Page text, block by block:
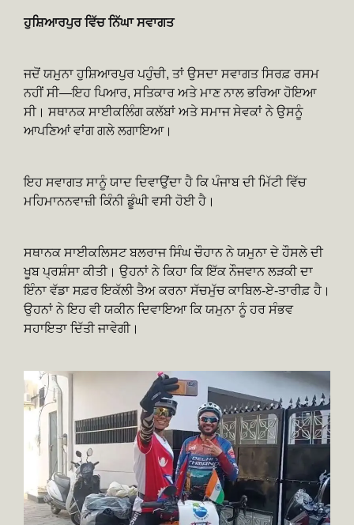
ਹੁਸ਼ਿਆਰਪੁਰ ਵਿੱਚ ਨਿੱਘਾ ਸਵਾਗਤ
ਜਦੋਂ ਯਮੁਨਾ ਹੁਸ਼ਿਆਰਪੁਰ ਪਹੁੰਚੀ, ਤਾਂ ਉਸਦਾ ਸਵਾਗਤ ਸਿਰਫ਼ ਰਸਮ
ਨਹੀਂ ਸੀ—ਇਹ ਪਿਆਰ, ਸਤਿਕਾਰ ਅਤੇ ਮਾਣ ਨਾਲ ਭਰਿਆ ਹੋਇਆ
ਸੀ। ਸਥਾਨਕ ਸਾਈਕਲਿੰਗ ਕਲੱਬਾਂ ਅਤੇ ਸਮਾਜ ਸੇਵਕਾਂ ਨੇ ਉਸਨੂੰ
ਆਪਣਿਆਂ ਵਾਂਗ ਗਲੇ ਲਗਾਇਆ।
ਇਹ ਸਵਾਗਤ ਸਾਨੂੰ ਯਾਦ ਦਿਵਾਉਂਦਾ ਹੈ ਕਿ ਪੰਜਾਬ ਦੀ ਮਿੱਟੀ ਵਿੱਚ
ਮਹਿਮਾਨਨਵਾਜ਼ੀ ਕਿੰਨੀ ਡੂੰਘੀ ਵਸੀ ਹੋਈ ਹੈ।
ਸਥਾਨਕ ਸਾਈਕਲਿਸਟ ਬਲਰਾਜ ਸਿੰਘ ਚੌਹਾਨ ਨੇ ਯਮੁਨਾ ਦੇ ਹੌਸਲੇ ਦੀ
ਖੂਬ ਪ੍ਰਸ਼ੰਸਾ ਕੀਤੀ। ਉਹਨਾਂ ਨੇ ਕਿਹਾ ਕਿ ਇੱਕ ਨੌਜਵਾਨ ਲੜਕੀ ਦਾ
ਇੰਨਾ ਵੱਡਾ ਸਫ਼ਰ ਇਕੱਲੀ ਤੈਅ ਕਰਨਾ ਸੱਚਮੁੱਚ ਕਾਬਿਲ-ਏ-ਤਾਰੀਫ਼ ਹੈ।
ਉਹਨਾਂ ਨੇ ਇਹ ਵੀ ਯਕੀਨ ਦਿਵਾਇਆ ਕਿ ਯਮੁਨਾ ਨੂੰ ਹਰ ਸੰਭਵ
ਸਹਾਇਤਾ ਦਿੱਤੀ ਜਾਵੇਗੀ।